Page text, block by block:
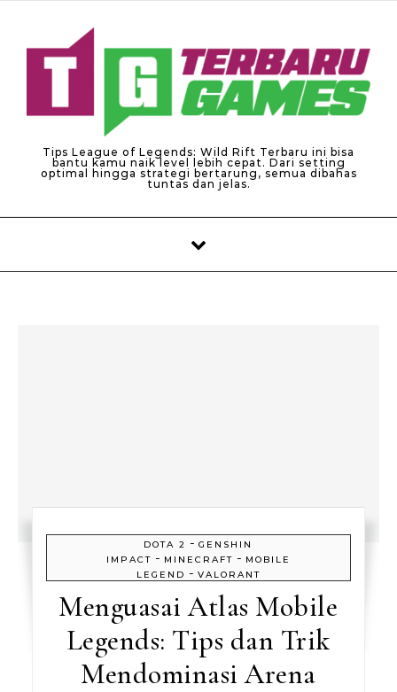
Skip to content
Tips League of Legends: Wild Rift Terbaru ini bisa
bantu kamu naik level lebih cepat. Dari setting
optimal hingga strategi bertarung, semua dibahas
tuntas dan jelas.
DOTA 2 -GENSHIN
IMPACT - MINECRAFT - MOBILE
LEGEND - VALORANT
Menguasai Atlas Mobile
Legends: Tips dan Trik
Mendominasi Arena